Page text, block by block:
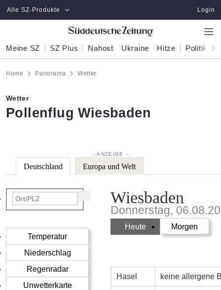
Zum Hauptinhalt springen
Alle SZ-Produkte Login
Meine SZ SZ Plus Nahost Ukraine Hitze Politik
Home Panorama Wetter
Wetter
:
Pollenflug Wiesbaden
Deutschland Europa und Welt
Temperatur
Niederschlag
Regenradar
Unwetterkarte
Wiesbaden
Donnerstag,
Heute Morgen
Hasel keine allergene